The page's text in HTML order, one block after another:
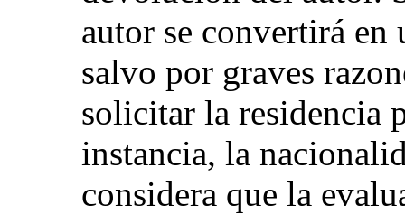
autor se convertirá en
salvo por graves
solicitar la residencia
instancia, la
considera que la